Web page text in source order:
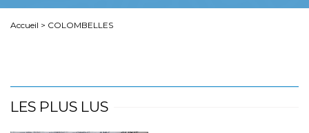
Accueil > COLOMBELLES
LES PLUS LUS